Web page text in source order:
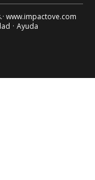
www.impactove.com
· Ayuda